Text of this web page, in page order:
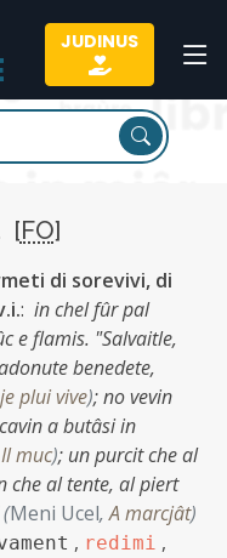
JUDINUS
[FO]
di sorevivi, di
: in chel fûr pal
e flamis. "Salvaitle,
benedete,
plui vive);no vevin
a butâsi in
Il muc); un purcit che al
che al tente, al piert
(Meni Ucel,A marcjât)
, redimi ,